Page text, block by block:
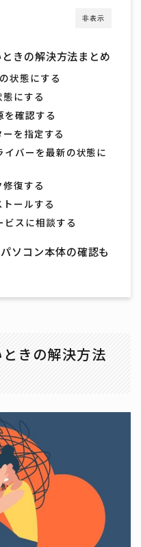
非表示
きの解決方法まとめ
状態にする
にする
確認する
を指定する
バーを最新の状態に
復する
ールする
スに相談する
ソコン本体の確認も
きの解決方法